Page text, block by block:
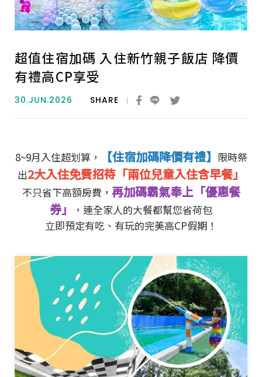
超值住宿加碼 入住新竹親子飯店 降價
有禮高CP享受
30.JUN.2026 SHARE
8~9月入住超划算， 【住宿加碼降價有禮】 限時祭
出2大入住免費招待「兩位兒童入住含早餐」
不只省下高額房費， 再加碼霸氣奉上「優惠餐
券」
，連全家人的大餐都幫您省荷包
立即預定有吃、有玩的完美高CP假期！